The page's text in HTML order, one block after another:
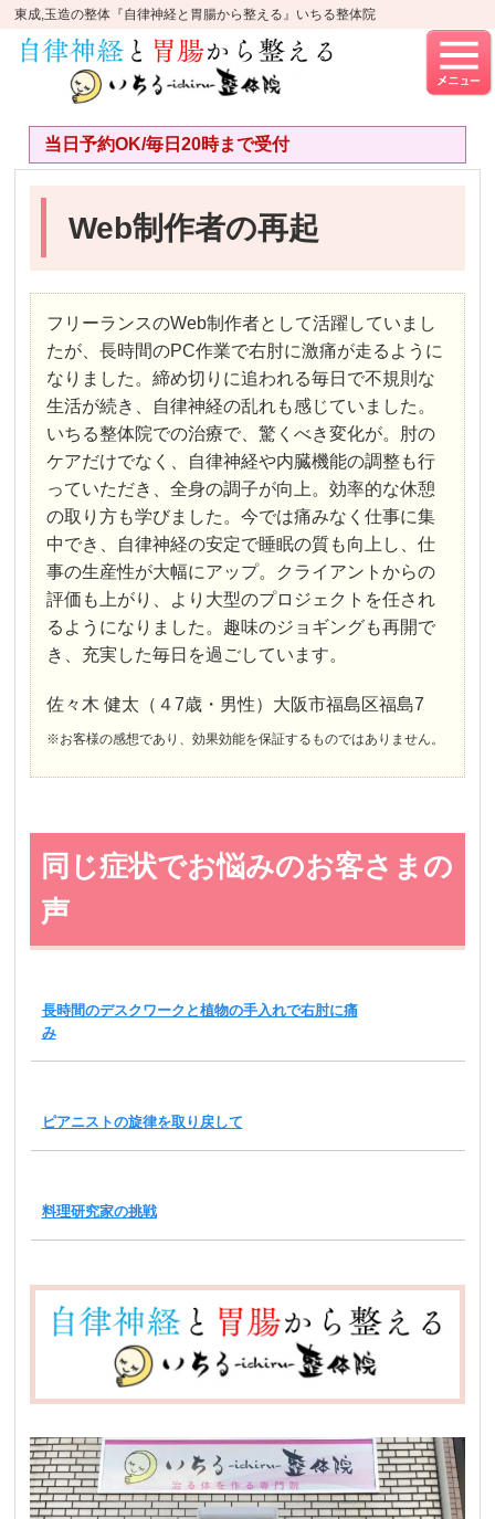
東成,玉造の整体『自律神経と胃腸から整える』いちる整体院
当日予約OK/毎日20時まで受付
Web制作者の再起
フリーランスのWeb制作者として活躍していまし
たが、長時間のPC作業で右肘に激痛が走るように
なりました。締め切りに追われる毎日で不規則な
生活が続き、自律神経の乱れも感じていました。
いちる整体院での治療で、驚くべき変化が。肘の
ケアだけでなく、自律神経や内臓機能の調整も行
っていただき、全身の調子が向上。効率的な休憩
の取り方も学びました。今では痛みなく仕事に集
中でき、自律神経の安定で睡眠の質も向上し、仕
事の生産性が大幅にアップ。クライアントからの
評価も上がり、より大型のプロジェクトを任され
るようになりました。趣味のジョギングも再開で
き、充実した毎日を過ごしています。
佐々木 健太（４7歳・男性）大阪市福島区福島7
※お客様の感想であり、効果効能を保証するものではありません。
同じ症状でお悩みのお客さまの
声
長時間のデスクワークと植物の手入れで右肘に痛
み
ピアニストの旋律を取り戻して
料理研究家の挑戦